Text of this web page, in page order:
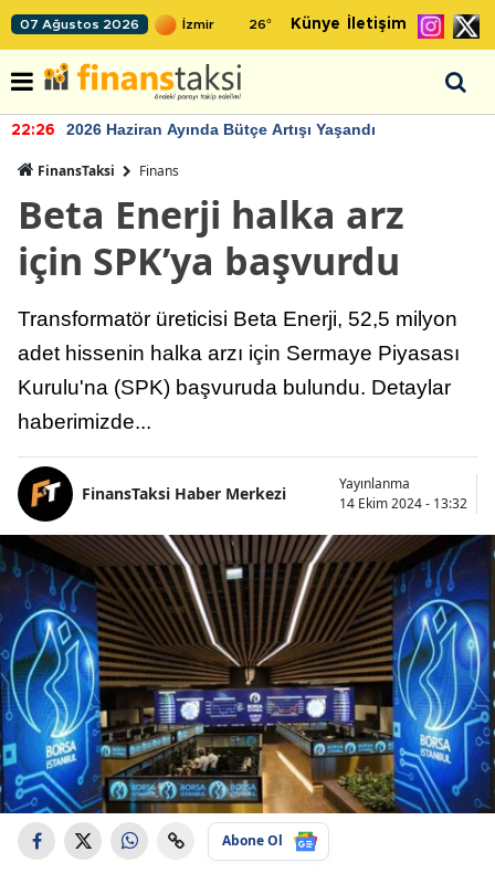
07 Ağustos 2026 26° Künye İletişim
22:26 2026 Haziran Ayında Bütçe Artışı Yaşandı
FinansTaksi Finans
Beta Enerji halka arz
için SPK’ya başvurdu
Transformatör üreticisi Beta Enerji, 52,5 milyon
adet hissenin halka arzı için Sermaye Piyasası
Kurulu'na (SPK) başvuruda bulundu. Detaylar
haberimizde...
FinansTaksi Haber Merkezi
Yayınlanma
14 Ekim 2024 - 13:32
Abone Ol